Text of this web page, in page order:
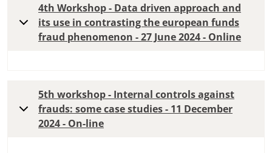
4th Workshop - Data driven approach and
its use in contrasting the european funds
fraud phenomenon - 27 June 2024 - Online
5th workshop - Internal controls against
frauds: some case studies - 11 December
2024 - On-line